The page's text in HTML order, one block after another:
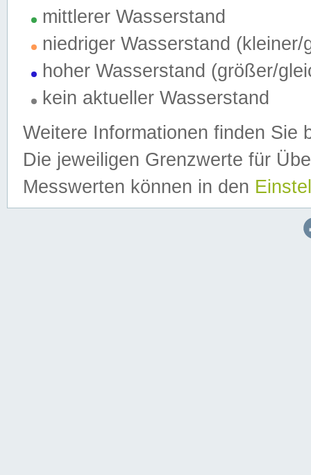
mittlerer Wasserstand
niedriger Wasserstand (kleiner/
hoher Wasserstand (größer/
kein aktueller Wasserstand
Weitere Informationen finden Sie
Die jeweiligen Grenzwerte für
Messwerten können in den